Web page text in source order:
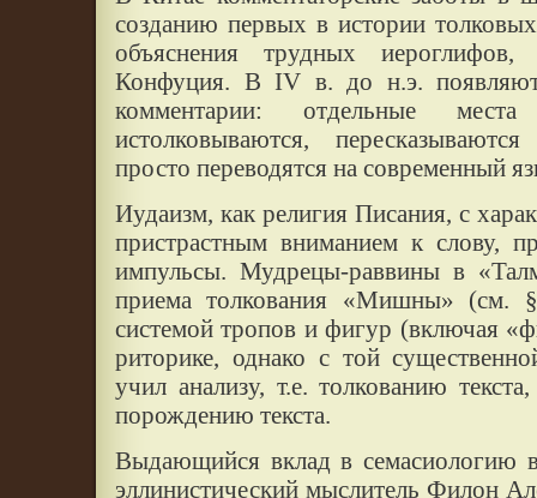
созданию первых в истории
объяснения трудных иероглифов,
Конфуция. В IV в. до н.э.
комментарии: отдельные
истолковываются,
просто переводятся на современный
Иудаизм, как религия Писания, с
пристрастным вниманием к слову,
импульсы. Мудрецы-раввины в
приема толкования «Мишны» (см.
системой тропов и фигур (включая
риторике, однако с той
учил анализу, т.е. толкованию
порождению текста.
Выдающийся вклад в семасиологию
эллинистический мыслитель Филон